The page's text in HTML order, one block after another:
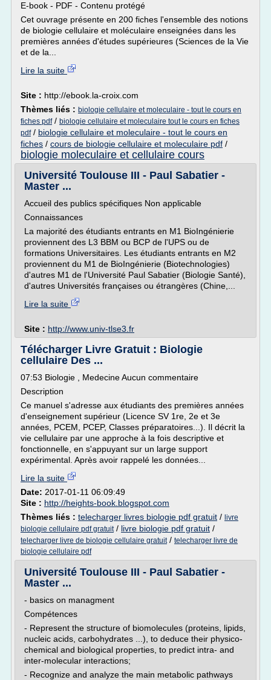
E-book - PDF - Contenu protégé
Cet ouvrage présente en 200 fiches l'ensemble des notions
de biologie cellulaire et moléculaire enseignées dans les
premières années d'études supérieures (Sciences de la Vie
et de la...
Lire la suite
Site : http://ebook.la-croix.com
Thèmes liés : biologie cellulaire et moleculaire - tout le cours en
fiches pdf/ biologie cellulaire et moleculaire tout le cours en fiches
pdf/ biologie cellulaire et moleculaire - tout le cours en
fiches / cours de biologie cellulaire et moleculaire pdf /
biologie moleculaire et cellulaire cours
Université Toulouse III - Paul Sabatier -
Master ...
Accueil des publics spécifiques Non applicable
Connaissances
La majorité des étudiants entrants en M1 BioIngénierie
proviennent des L3 BBM ou BCP de l'UPS ou de
formations Universitaires. Les étudiants entrants en M2
proviennent du M1 de BioIngénierie (Biotechnologies)
d'autres M1 de l'Université Paul Sabatier (Biologie Santé),
d'autres Universités françaises ou étrangères (Chine,...
Lire la suite
Site : http://www.univ-tlse3.fr
Télécharger Livre Gratuit : Biologie
cellulaire Des ...
07:53 Biologie , Medecine Aucun commentaire
Description
Ce manuel s'adresse aux étudiants des premières années
d'enseignement supérieur (Licence SV 1re, 2e et 3e
années, PCEM, PCEP, Classes préparatoires...). Il décrit la
vie cellulaire par une approche à la fois descriptive et
fonctionnelle, en s'appuyant sur un large support
expérimental. Après avoir rappelé les données...
Lire la suite
Date: 2017-01-11 06:09:49
Site : http://heights-book.blogspot.com
Thèmes liés : telecharger livres biologie pdf gratuit / livre
biologie cellulaire pdf gratuit/ livre biologie pdf gratuit /
telecharger livre de biologie cellulaire gratuit/ telecharger livre de
biologie cellulaire pdf
Université Toulouse III - Paul Sabatier -
Master ...
- basics on managment
Compétences
- Represent the structure of biomolecules (proteins, lipids,
nucleic acids, carbohydrates ...), to deduce their physico-
chemical and biological properties, to predict intra- and
inter-molecular interactions;
- Recognize and analyze the main metabolic pathways